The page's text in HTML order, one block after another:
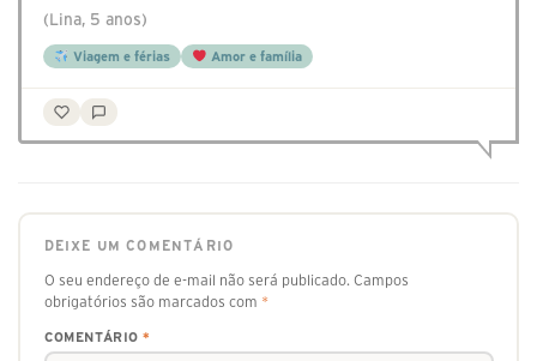
(Lina, 5 anos)
Viagem e férias Amor e família
DEIXE UM COMENTÁRIO
O seu endereço de e-mail não será publicado. Campos
obrigatórios são marcados com *
COMENTÁRIO *